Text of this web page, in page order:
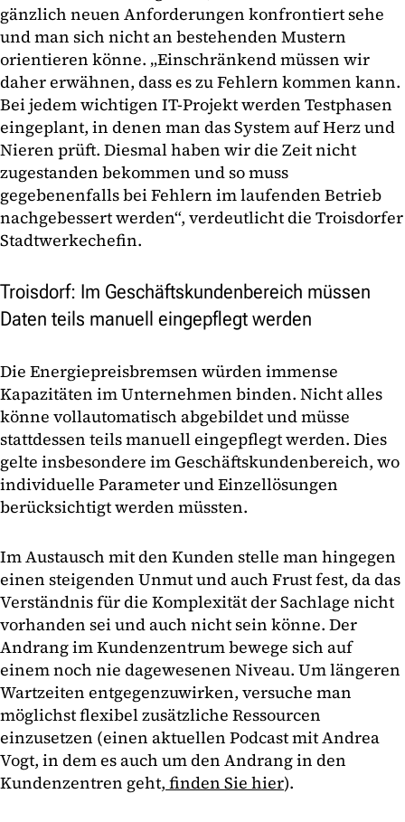
gänzlich neuen Anforderungen konfrontiert sehe
und man sich nicht an bestehenden Mustern
orientieren könne. „Einschränkend müssen wir
daher erwähnen, dass es zu Fehlern kommen kann.
Bei jedem wichtigen IT-Projekt werden Testphasen
eingeplant, in denen man das System auf Herz und
Nieren prüft. Diesmal haben wir die Zeit nicht
zugestanden bekommen und so muss
gegebenenfalls bei Fehlern im laufenden Betrieb
nachgebessert werden“, verdeutlicht die Troisdorfer
Stadtwerkechefin.
Troisdorf: Im Geschäftskundenbereich müssen
Daten teils manuell eingepflegt werden
Die Energiepreisbremsen würden immense
Kapazitäten im Unternehmen binden. Nicht alles
könne vollautomatisch abgebildet und müsse
stattdessen teils manuell eingepflegt werden. Dies
gelte insbesondere im Geschäftskundenbereich, wo
individuelle Parameter und Einzellösungen
berücksichtigt werden müssten.
Im Austausch mit den Kunden stelle man hingegen
einen steigenden Unmut und auch Frust fest, da das
Verständnis für die Komplexität der Sachlage nicht
vorhanden sei und auch nicht sein könne. Der
Andrang im Kundenzentrum bewege sich auf
einem noch nie dagewesenen Niveau. Um längeren
Wartzeiten entgegenzuwirken, versuche man
möglichst flexibel zusätzliche Ressourcen
einzusetzen (einen aktuellen Podcast mit Andrea
Vogt, in dem es auch um den Andrang in den
Kundenzentren geht, finden Sie hier).